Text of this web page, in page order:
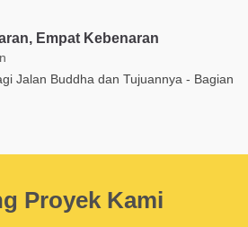
Empat Kebenaran
Jalan Buddha dan Tujuannya - Bagian
Proyek Kami